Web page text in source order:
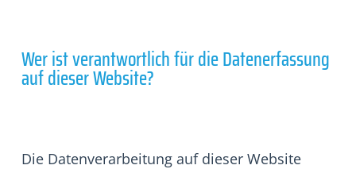
Wer ist verantwortlich für die Datenerfassung
auf dieser Website?
Die Datenverarbeitung auf dieser Website